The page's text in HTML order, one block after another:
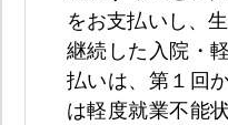
をお支払いし、
継続した入院・
払いは、第１回
は軽度就業不能